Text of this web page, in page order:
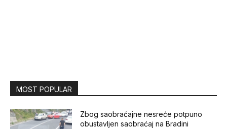
MOST POPULAR
Zbog saobraćajne nesreće potpuno
obustavljen saobraćaj na Bradini